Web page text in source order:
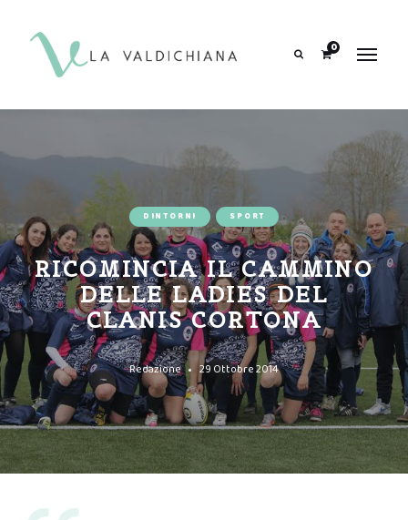
0
DINTORNI SPORT
RICOMINCIA IL CAMMINO
DELLE LADIES DEL
CLANIS CORTONA
Redazione 29 Ottobre 2014